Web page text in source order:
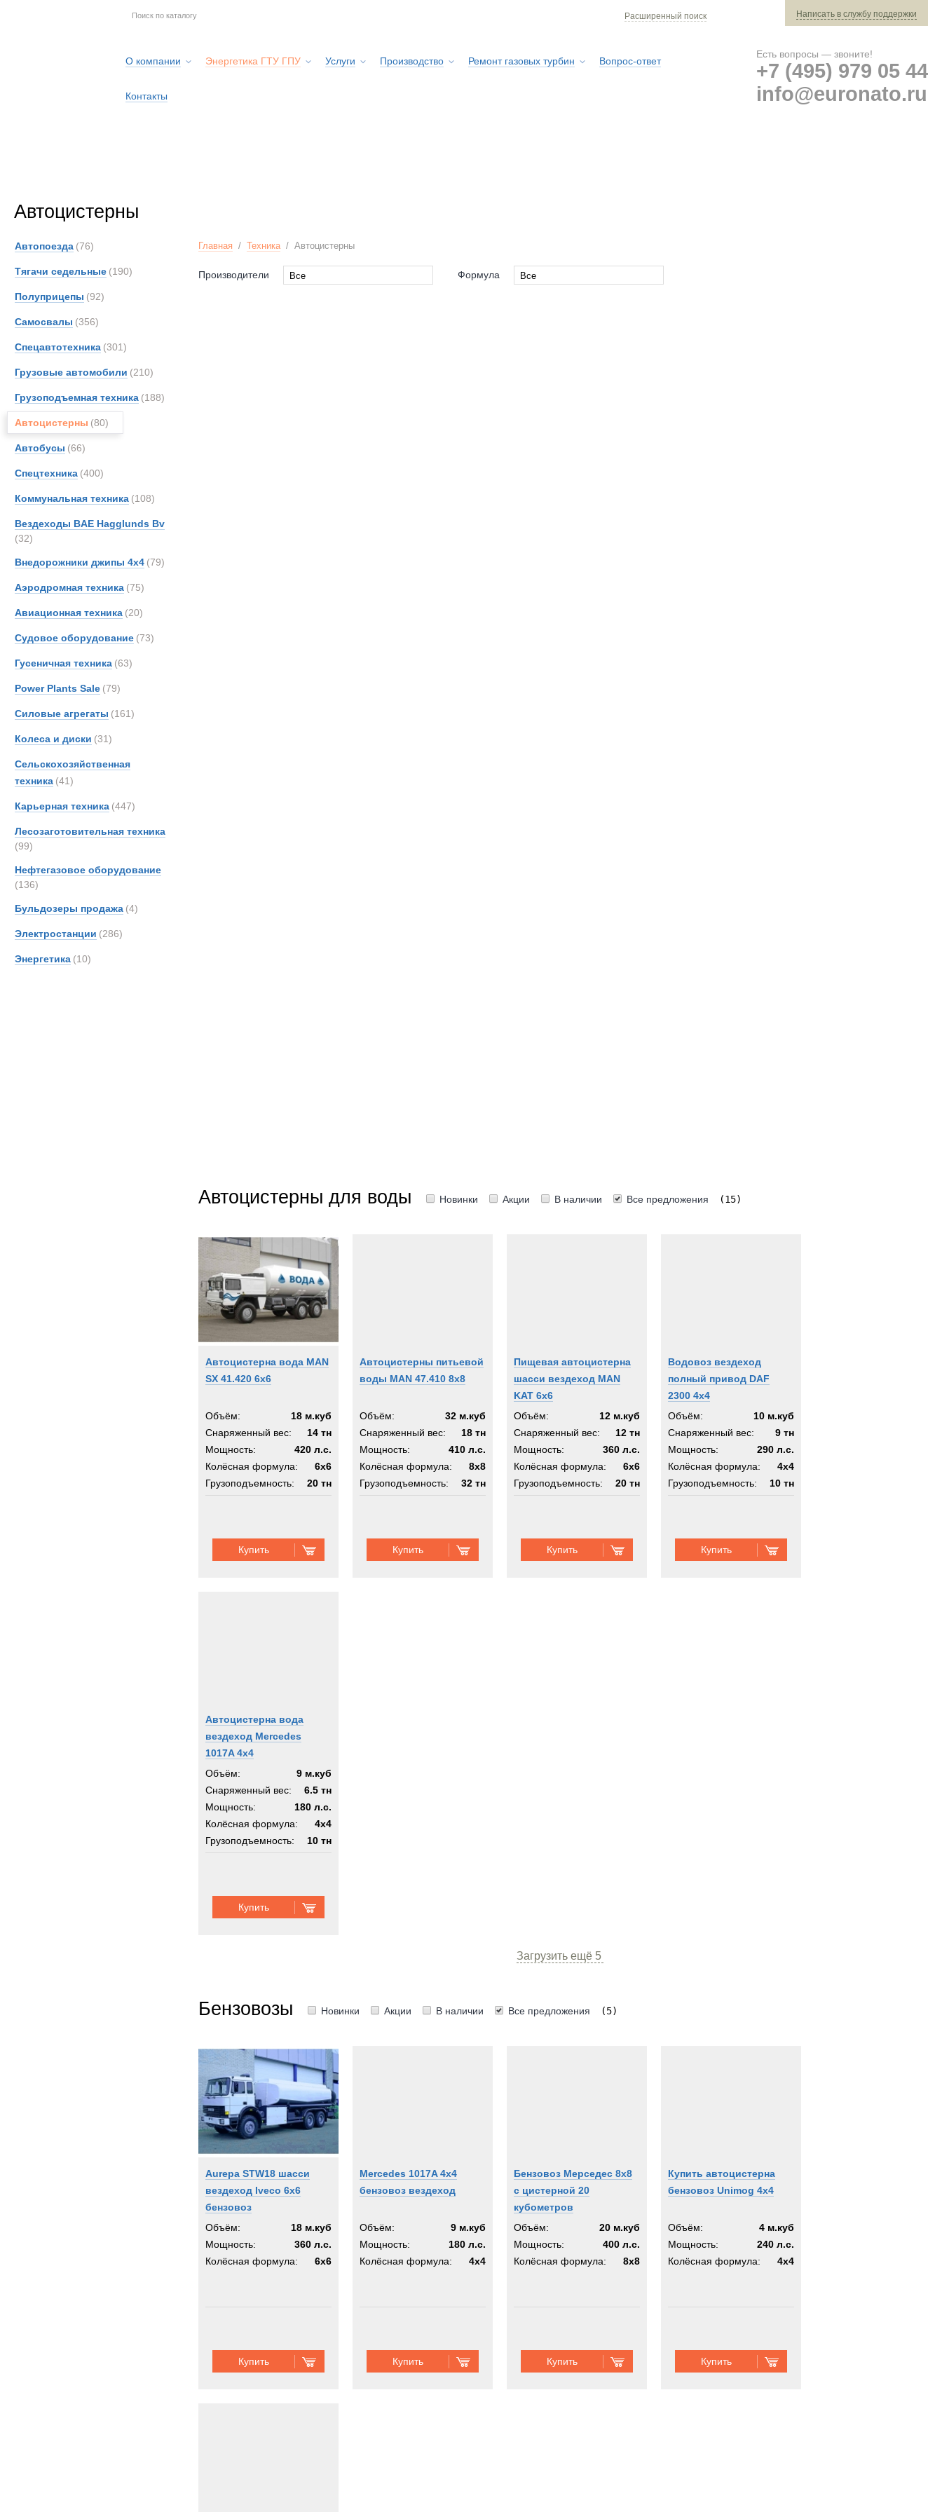
Расширенный поиск Написать в службу поддержки
О компании Энергетика ГТУ ГПУ Услуги Производство Ремонт газовых турбин Вопрос-ответ
Контакты
Есть вопросы — звоните!
+7 (495) 979 05 44
info@euronato.ru
Автоцистерны
Автопоезда (76)
Тягачи седельные (190)
Полуприцепы (92)
Самосвалы (356)
Спецавтотехника (301)
Грузовые автомобили (210)
Грузоподъемная техника (188)
Автоцистерны (80)
Автобусы (66)
Спецтехника (400)
Коммунальная техника (108)
Вездеходы BAE Hagglunds Bv
(32)
Внедорожники джипы 4х4 (79)
Аэродромная техника (75)
Авиационная техника (20)
Судовое оборудование (73)
Гусеничная техника (63)
Power Plants Sale (79)
Силовые агрегаты (161)
Колеса и диски (31)
Сельскохозяйственная
техника (41)
Карьерная техника (447)
Лесозаготовительная техника
(99)
Нефтегазовое оборудование
(136)
Бульдозеры продажа (4)
Электростанции (286)
Энергетика (10)
Главная / Техника/ Автоцистерны
Производители
Все
Формула
Все
Автоцистерны для воды Новинки Акции В наличии Все предложения (15)
Автоцистерна вода MAN
SX 41.420 6x6
Объём:
18 м.куб
Снаряженный вес:
14 тн
Мощность:
420 л.с.
Колёсная формула:
6x6
Грузоподъемность:
20 тн
Купить
Автоцистерны питьевой
воды MAN 47.410 8x8
Объём:
32 м.куб
Снаряженный вес:
18 тн
Мощность:
410 л.с.
Колёсная формула:
8x8
Грузоподъемность:
32 тн
Купить
Пищевая автоцистерна
шасси вездеход MAN
KAT 6x6
Объём:
12 м.куб
Снаряженный вес:
12 тн
Мощность:
360 л.с.
Колёсная формула:
6x6
Грузоподъемность:
20 тн
Купить
Водовоз вездеход
полный привод DAF
2300 4x4
Объём:
10 м.куб
Снаряженный вес:
9 тн
Мощность:
290 л.с.
Колёсная формула:
4x4
Грузоподъемность:
10 тн
Купить
Автоцистерна вода
вездеход Mercedes
1017A 4x4
Объём:
9 м.куб
Снаряженный вес:
6.5 тн
Мощность:
180 л.с.
Колёсная формула:
4x4
Грузоподъемность:
10 тн
Купить
Загрузить ещё 5
Бензовозы Новинки Акции В наличии Все предложения (5)
Aurepa STW18 шасси
вездеход Iveco 6x6
бензовоз
Объём:
18 м.куб
Мощность:
360 л.с.
Колёсная формула:
6x6
Купить
Mercedes 1017A 4x4
бензовоз вездеход
Объём:
9 м.куб
Мощность:
180 л.с.
Колёсная формула:
4x4
Купить
Бензовоз Мерседес 8х8
с цистерной 20
кубометров
Объём:
20 м.куб
Мощность:
400 л.с.
Колёсная формула:
8x8
Купить
Купить автоцистерна
бензовоз Unimog 4x4
Объём:
4 м.куб
Мощность:
240 л.с.
Колёсная формула:
4x4
Купить